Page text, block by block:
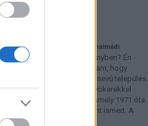
Református Templom, Balatonalmádi
közületek valaki Vörösberényben? Én
őszintén azt sem tudtam, hogy
létezett) egy ilyen nevű település.
egy kora Árpád-kori gyökerekkel
egykor önálló község, amely 1971 óta
északi városrészeként ismert. A